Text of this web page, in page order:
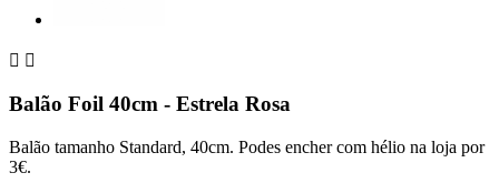
 
Balão Foil 40cm - Estrela Rosa
Balão tamanho Standard, 40cm. Podes encher com hélio na loja por
3€.